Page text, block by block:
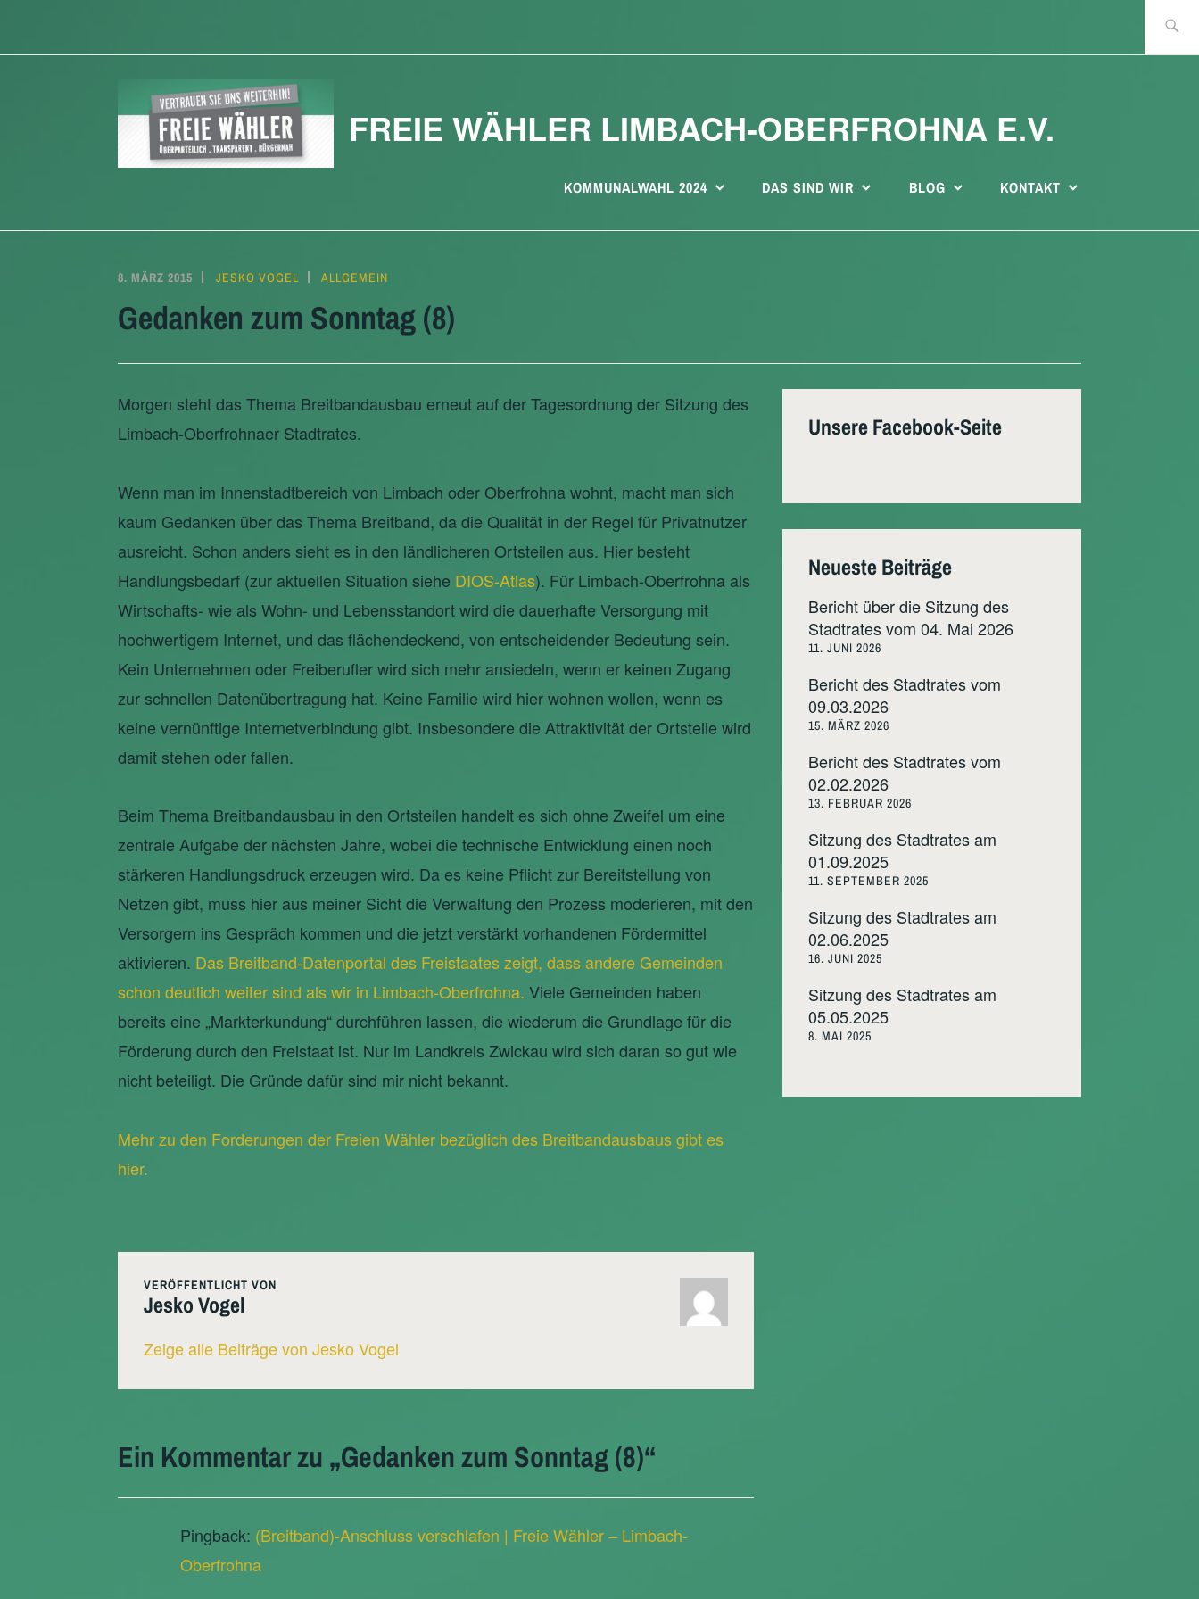
nach:
FREIE WÄHLER LIMBACH-OBERFROHNA E.V.
KOMMUNALWAHL 2024 DAS SIND WIR BLOG KONTAKT
8. MÄRZ 2015 JESKO VOGEL ALLGEMEIN
Gedanken zum Sonntag (8)
Morgen steht das Thema Breitbandausbau erneut auf der Tagesordnung der Sitzung des
Limbach-Oberfrohnaer Stadtrates.
Wenn man im Innenstadtbereich von Limbach oder Oberfrohna wohnt, macht man sich
kaum Gedanken über das Thema Breitband, da die Qualität in der Regel für Privatnutzer
ausreicht. Schon anders sieht es in den ländlicheren Ortsteilen aus. Hier besteht
Handlungsbedarf (zur aktuellen Situation siehe DIOS-Atlas). Für Limbach-Oberfrohna als
Wirtschafts- wie als Wohn- und Lebensstandort wird die dauerhafte Versorgung mit
hochwertigem Internet, und das flächendeckend, von entscheidender Bedeutung sein.
Kein Unternehmen oder Freiberufler wird sich mehr ansiedeln, wenn er keinen Zugang
zur schnellen Datenübertragung hat. Keine Familie wird hier wohnen wollen, wenn es
keine vernünftige Internetverbindung gibt. Insbesondere die Attraktivität der Ortsteile wird
damit stehen oder fallen.
Beim Thema Breitbandausbau in den Ortsteilen handelt es sich ohne Zweifel um eine
zentrale Aufgabe der nächsten Jahre, wobei die technische Entwicklung einen noch
stärkeren Handlungsdruck erzeugen wird. Da es keine Pflicht zur Bereitstellung von
Netzen gibt, muss hier aus meiner Sicht die Verwaltung den Prozess moderieren, mit den
Versorgern ins Gespräch kommen und die jetzt verstärkt vorhandenen Fördermittel
aktivieren. Das Breitband-Datenportal des Freistaates zeigt, dass andere Gemeinden
schon deutlich weiter sind als wir in Limbach-Oberfrohna. Viele Gemeinden haben
bereits eine „Markterkundung“ durchführen lassen, die wiederum die Grundlage für die
Förderung durch den Freistaat ist. Nur im Landkreis Zwickau wird sich daran so gut wie
nicht beteiligt. Die Gründe dafür sind mir nicht bekannt.
Mehr zu den Forderungen der Freien Wähler bezüglich des Breitbandausbaus gibt es
hier.
VERÖFFENTLICHT VON
Jesko Vogel
Zeige alle Beiträge von Jesko Vogel
Ein Kommentar zu „Gedanken zum Sonntag (8)“
Pingback: (Breitband)-Anschluss verschlafen | Freie Wähler – Limbach-
Oberfrohna
Unsere Facebook-Seite
Neueste Beiträge
Bericht über die Sitzung des
Stadtrates vom 04. Mai 2026
11. JUNI 2026
Bericht des Stadtrates vom
09.03.2026
15. MÄRZ 2026
Bericht des Stadtrates vom
02.02.2026
13. FEBRUAR 2026
Sitzung des Stadtrates am
01.09.2025
11. SEPTEMBER 2025
Sitzung des Stadtrates am
02.06.2025
16. JUNI 2025
Sitzung des Stadtrates am
05.05.2025
8. MAI 2025